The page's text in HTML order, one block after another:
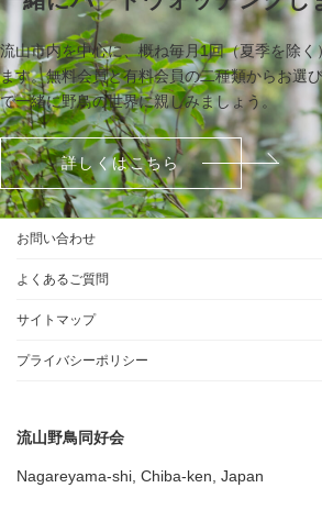
流山市内を中心に、概ね毎月1回（夏季を除
ます。無料会員と有料会員の二種類からお選
で一緒に野鳥の世界に親しみましょう。
詳しくはこちら
お問い合わせ
よくあるご質問
サイトマップ
プライバシーポリシー
流山野鳥同好会
Nagareyama-shi, Chiba-ken, Japan